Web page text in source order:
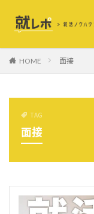
HOME 面接
TAG
面接